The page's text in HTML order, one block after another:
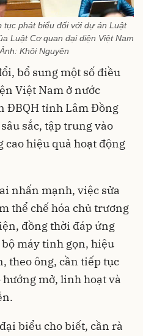
phát biểu đối với dự án Luật
Luật Cơ quan đại diện Việt Nam
Khôi Nguyên
bổ sung một số điều
Việt Nam ở nước
ĐBQH tỉnh Lâm Đồng
sắc, tập trung vào
cao hiệu quả hoạt động
nhấn mạnh, việc sửa
thể chế hóa chủ trương
đồng thời đáp ứng
máy tinh gọn, hiệu
theo ông, cần tiếp tục
mở, linh hoạt và
biểu cho biết, cần rà